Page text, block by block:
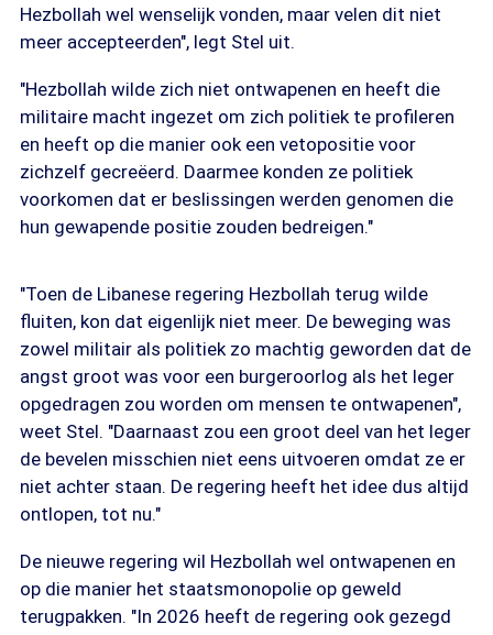
Hezbollah wel wenselijk vonden, maar velen dit niet
meer accepteerden", legt Stel uit.
"Hezbollah wilde zich niet ontwapenen en heeft die
militaire macht ingezet om zich politiek te profileren
en heeft op die manier ook een vetopositie voor
zichzelf gecreëerd. Daarmee konden ze politiek
voorkomen dat er beslissingen werden genomen die
hun gewapende positie zouden bedreigen."
"Toen de Libanese regering Hezbollah terug wilde
fluiten, kon dat eigenlijk niet meer. De beweging was
zowel militair als politiek zo machtig geworden dat de
angst groot was voor een burgeroorlog als het leger
opgedragen zou worden om mensen te ontwapenen",
weet Stel. "Daarnaast zou een groot deel van het leger
de bevelen misschien niet eens uitvoeren omdat ze er
niet achter staan. De regering heeft het idee dus altijd
ontlopen, tot nu."
De nieuwe regering wil Hezbollah wel ontwapenen en
op die manier het staatsmonopolie op geweld
terugpakken. "In 2026 heeft de regering ook gezegd